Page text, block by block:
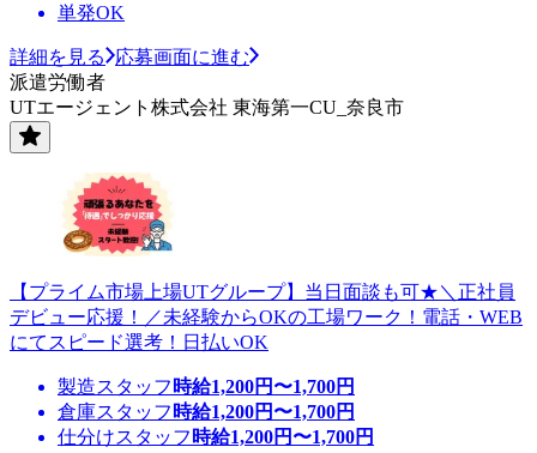
単発OK
詳細を見る
応募画面に進む
派遣労働者
UTエージェント株式会社 東海第一CU_奈良市
【プライム市場上場UTグループ】当日面談も可★＼正社員
デビュー応援！／未経験からOKの工場ワーク！電話・WEB
にてスピード選考！日払いOK
製造スタッフ 時給1,200円〜1,700円
倉庫スタッフ 時給1,200円〜1,700円
仕分けスタッフ 時給1,200円〜1,700円